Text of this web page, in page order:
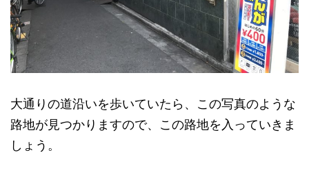
大通りの道沿いを歩いていたら、この写真のような
路地が見つかりますので、この路地を入っていきま
しょう。